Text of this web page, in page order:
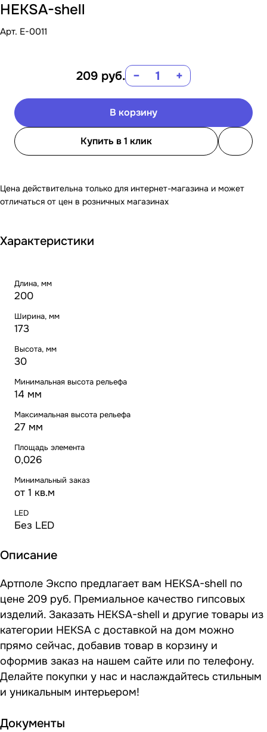
HEKSA-shell
Арт. E-0011
209 руб. − +
В корзину
Купить в 1 клик
Цена действительна только для интернет-магазина и может
отличаться от цен в розничных магазинах
Характеристики
Длина, мм
200
Ширина, мм
173
Высота, мм
30
Минимальная высота рельефа
14 мм
Максимальная высота рельефа
27 мм
Площадь элемента
0,026
Минимальный заказ
от 1 кв.м
LED
Без LED
Описание
Артполе Экспо предлагает вам HEKSA-shell по
цене 209 руб. Премиальное качество гипсовых
изделий. Заказать HEKSA-shell и другие товары из
категории HEKSA с доставкой на дом можно
прямо сейчас, добавив товар в корзину и
оформив заказ на нашем сайте или по телефону.
Делайте покупки у нас и наслаждайтесь стильным
и уникальным интерьером!
Документы